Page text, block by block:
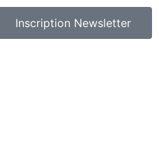
Inscription Newsletter